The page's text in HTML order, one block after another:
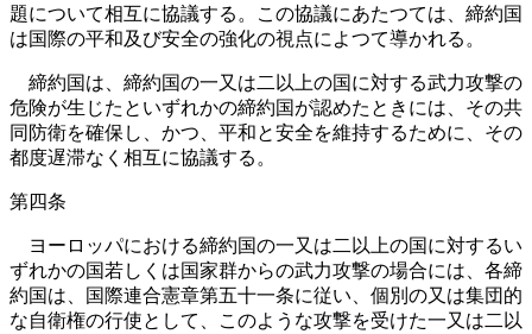
題について相互に協議する。この協議にあたつては、締約国
は国際の平和及び安全の強化の視点によつて導かれる。
締約国は、締約国の一又は二以上の国に対する武力攻撃の
危険が生じたといずれかの締約国が認めたときには、その共
同防衛を確保し、かつ、平和と安全を維持するために、その
都度遅滞なく相互に協議する。
第四条
ヨーロッパにおける締約国の一又は二以上の国に対するい
ずれかの国若しくは国家群からの武力攻撃の場合には、各締
約国は、国際連合憲章第五十一条に従い、個別の又は集団的
な自衛権の行使として、このような攻撃を受けた一又は二以